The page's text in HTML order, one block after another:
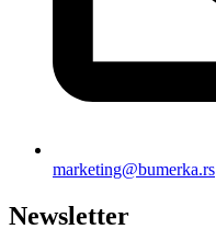
marketing@bumerka.rs
Newsletter